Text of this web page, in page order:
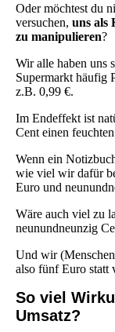
Oder möchtest du
versuchen, uns als
zu manipulieren?
Wir alle haben uns
Supermarkt häufig
z.B. 0,99 €.
Im Endeffekt ist
Cent einen
Wenn ein
wie viel wir dafür
Euro und
Wäre auch viel zu
neunundneunzig
Und wir
also fünf Euro statt
So viel
Umsatz?